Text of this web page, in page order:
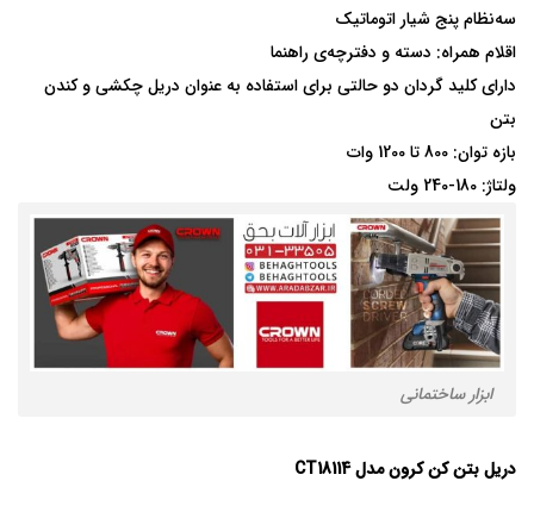
سه‌نظام پنج شیار اتوماتیک
اقلام همراه: دسته و دفترچه‌ی راهنما
دارای کلید گردان دو حالتی برای استفاده به عنوان دریل چکشی و کندن
بتن
بازه توان: 800 تا 1200 وات
ولتاژ: 180-240 ولت
ابزار ساختمانی
دریل بتن کن کرون مدل CT18114